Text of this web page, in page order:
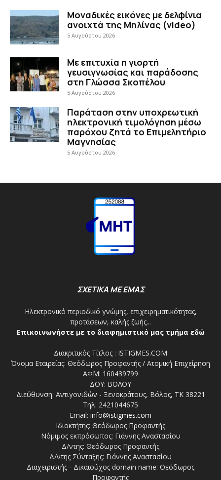
Μοναδικές εικόνες με δελφίνια
ανοιχτά της Μηλίνας (video)
5 Αυγούστου 2026
Με επιτυχία η γιορτή
γευσιγνωσίας και παράδοσης
στη Γλώσσα Σκοπέλου
5 Αυγούστου 2026
Παράταση στην υποχρεωτική
ηλεκτρονική τιμολόγηση μέσω
παρόχου ζητά το Επιμελητήριο
Μαγνησίας
5 Αυγούστου 2026
ΣΧΕΤΙΚΑ ΜΕ ΕΜΑΣ
Ηλεκτρονικό περιοδικό γνώμης, επιχειρηματικότητας,
προτάσεων, καλής ζωής...
Επικοινωνήστε με το διαφημιστικό μας τμήμα εδώ
Διακριτικός Τίτλος : ISTIGMES.COM
Όνομα Εταιρείας: Θεόδωρος Προφαντής / Ατομική Επιχείρηση
ΑΦΜ: 160439799
ΔΟΥ: ΒΟΛΟΥ
Διεύθυνση: Αντιγονιδών - Ξενοκράτους, Βόλος, ΤΚ 38221
Τηλ: 2421044675
Email: info@istigmes.com
Ιδιοκτήτης: Θεόδωρος Προφαντής
Νόμιμος εκπρόσωπος: Γιάννης Αναστασίου
Δ/ντης: Θεόδωρος Προφαντής
Δ/ντης Σύνταξης: Γιάννης Αναστασίου
Διαχειριστής - Δικαιούχος domain name: Θεόδωρος
Προφαντής